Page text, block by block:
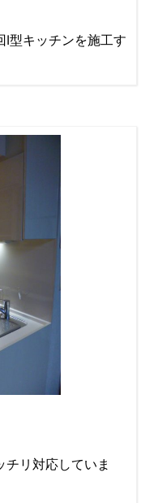
I型キッチンを施工す
リ対応していま